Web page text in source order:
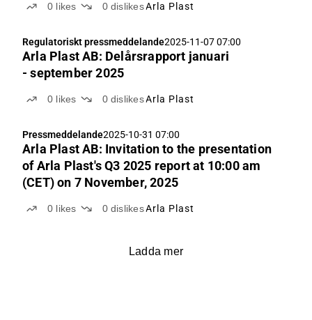
0 likes 0 dislikesArla Plast
Regulatoriskt pressmeddelande2025-11-07 07:00
Arla Plast AB: Delårsrapport januari
- september 2025
0 likes 0 dislikesArla Plast
Pressmeddelande2025-10-31 07:00
Arla Plast AB: Invitation to the presentation
of Arla Plast's Q3 2025 report at 10:00 am
(CET) on 7 November, 2025
0 likes 0 dislikesArla Plast
Ladda mer